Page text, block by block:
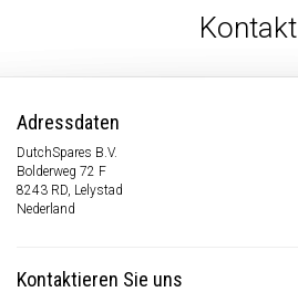
Kontakt
Adressdaten
DutchSpares B.V.
Bolderweg 72 F
8243 RD, Lelystad
Nederland
Kontaktieren Sie uns